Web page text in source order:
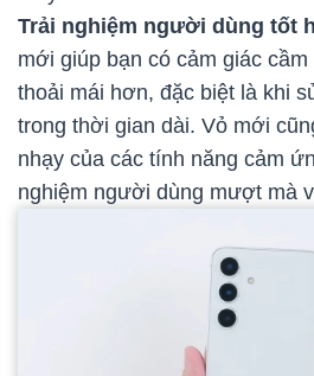
Trải nghiệm người dùng tốt
mới giúp bạn có cảm giác
thoải mái hơn, đặc biệt là khi
trong thời gian dài. Vỏ mới
nhạy của các tính năng cảm
nghiệm người dùng mượt mà